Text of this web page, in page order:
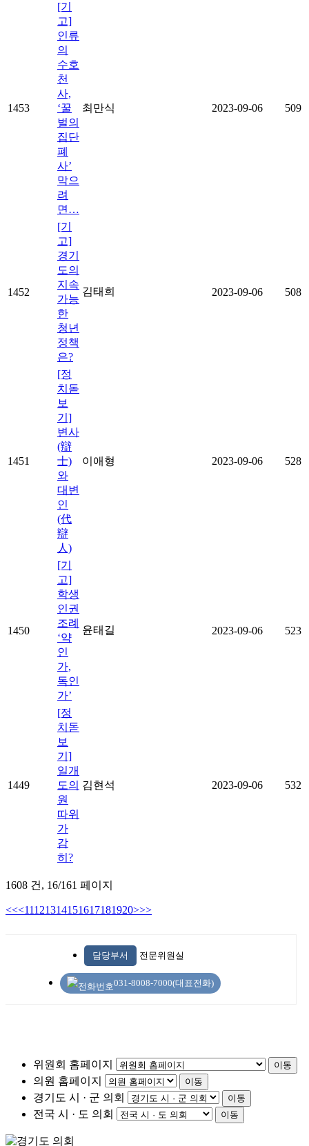
1453
[기
고]
인류
의
수호
천
사,
‘꿀
벌의
집단
폐
사’
막으
려
면…
최만식 2023-09-06 509
1452
[기
고]
경기
도의
지속
가능
한
청년
정책
은?
김태희 2023-09-06 508
1451
[정
치돋
보
기]
변사
(辯
士)
와
대변
인
(代
辯
人)
이애형 2023-09-06 528
1450
[기
고]
학생
인권
조례
‘약
인
가,
독인
가’
윤태길 2023-09-06 523
1449
[정
치돋
보
기]
일개
도의
원
따위
가
감
히?
김현석 2023-09-06 532
1608 건, 16/161 페이지
<<<11121314151617181920>>>
담당부서 전문위원실
031-8008-7000(대표전화)
위원회 홈페이지 이동
의원 홈페이지 이동
경기도 시 · 군 의회 이동
전국 시 · 도 의회 이동